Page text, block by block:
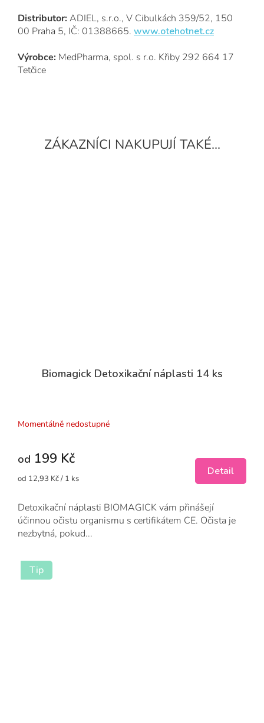
Biomagick Detoxikační náplasti 14 ks
produktu
z
hvězdiček.
Momentálně nedostupné
od 199 Kč
Měrná
od 12,93 Kč / 1 ks
Detail
Detoxikační náplasti BIOMAGICK vám přinášejí
účinnou očistu organismu s certifikátem CE. Očista je
nezbytná, pokud...
Tip
Distributor:ADIEL, s.r.o., V Cibulkách 359/52, 150
00 Praha 5, IČ: 01388665. www.otehotnet.cz
Výrobce: MedPharma, spol. s r.o. Křiby 292 664 17
Tetčice